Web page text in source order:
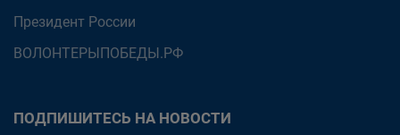
Президент России
ВОЛОНТЕРЫПОБЕДЫ.РФ
ПОДПИШИТЕСЬ НА НОВОСТИ